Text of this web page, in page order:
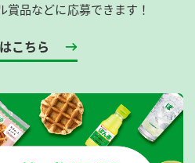
品などに応募できます！
こちら